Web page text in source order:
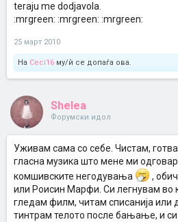
teraju me dodjavola.
:mrgreen: :mrgreen: :mrgreen:
25 март 2010
На Ceci16 му/ѝ се допаѓа ова.
Shelea
Форумски идол
Уживам сама со себе. Чистам,
гласна музика што мене ми
комшивските негодувања
,
или Роисин Марфи. Си легнувам во
гледам филм, читам списанија или
тинтрам телото после бањање, и